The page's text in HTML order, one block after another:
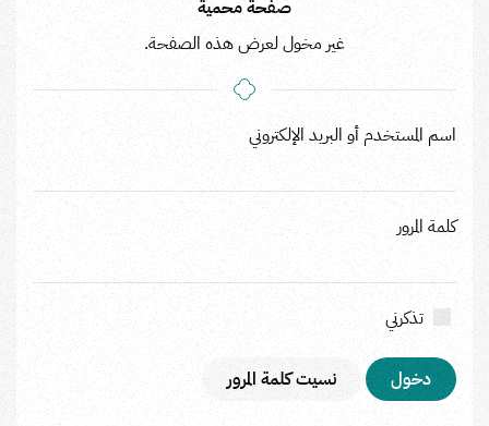
صفحة محمية
غير مخول لعرض هذه الصفحة.
اسم المستخدم أو البريد الإلكتروني
كلمة المرور
تذكرني
نسيت كلمة المرور